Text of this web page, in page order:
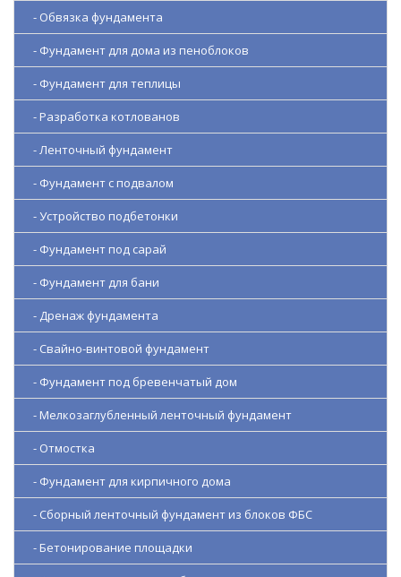
- Обвязка фундамента
- Фундамент для дома из пеноблоков
- Фундамент для теплицы
- Разработка котлованов
- Ленточный фундамент
- Фундамент с подвалом
- Устройство подбетонки
- Фундамент под сарай
- Фундамент для бани
- Дренаж фундамента
- Свайно-винтовой фундамент
- Фундамент под бревенчатый дом
- Мелкозаглубленный ленточный фундамент
- Отмостка
- Фундамент для кирпичного дома
- Сборный ленточный фундамент из блоков ФБС
- Бетонирование площадки